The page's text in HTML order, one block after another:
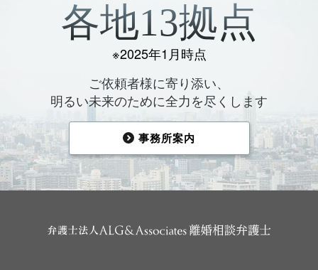
各地13拠点
※2025年1月時点
ご依頼者様に寄り添い、
明るい未来のために全力を尽くします
事務所案内